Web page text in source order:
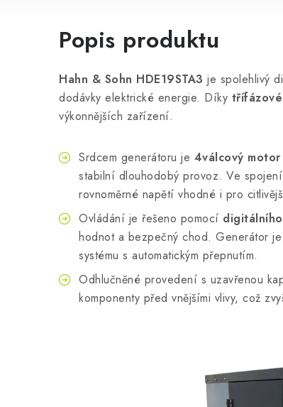
Popis produktu
Hahn & Sohn HDE19STA3 je spolehlivý
dodávky elektrické energie. Díky
výkonnějších zařízení.
Srdcem generátoru je 4válcový
stabilní dlouhodobý provoz. Ve
rovnoměrné napětí vhodné i pro
Ovládání je řešeno pomocí
hodnot a bezpečný chod. Generátor
systému s automatickým přepnutím.
Odhlučněné provedení s uzavřenou
komponenty před vnějšími vlivy, což